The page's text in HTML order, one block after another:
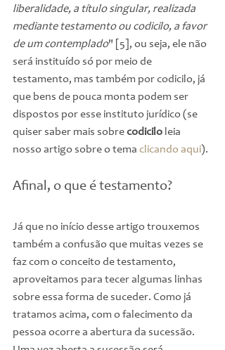
liberalidade, a título singular, realizada
mediante testamento ou codicilo, a favor
de um contemplado" [5], ou seja, ele não
será instituído só por meio de
testamento, mas também por codicilo, já
que bens de pouca monta podem ser
dispostos por esse instituto jurídico (se
quiser saber mais sobre codicilo leia
nosso artigo sobre o tema clicando aqui).
Afinal, o que é testamento?
Já que no início desse artigo trouxemos
também a confusão que muitas vezes se
faz com o conceito de testamento,
aproveitamos para tecer algumas linhas
sobre essa forma de suceder. Como já
tratamos acima, com o falecimento da
pessoa ocorre a abertura da sucessão.